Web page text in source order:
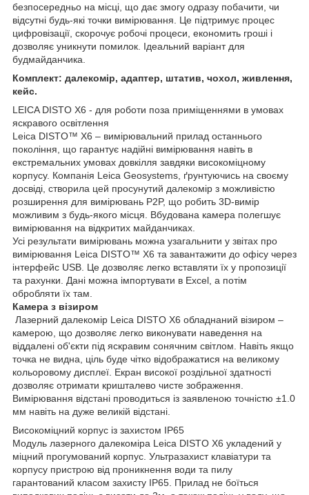
безпосередньо на місці, що дає змогу одразу побачити, чи
відсутні будь-які точки вимірювання. Це підтримує процес
цифровізації, скорочує робочі процеси, економить гроші і
дозволяє уникнути помилок. Ідеальний варіант для
будмайданчика.
Комплект: далекомір, адаптер, штатив, чохол, живлення,
кейс.
LEICA DISTO X6 - для роботи поза приміщеннями в умовах
яскравого освітлення
Leica DISTO™ X6 – вимірювальний прилад останнього
покоління, що гарантує надійні вимірювання навіть в
екстремальних умовах довкілля завдяки високоміцному
корпусу. Компанія Leica Geosystems, ґрунтуючись на своєму
досвіді, створила цей просунутий далекомір з можливістю
розширення для вимірювань P2P, що робить 3D-вимір
можливим з будь-якого місця. Вбудована камера полегшує
вимірювання на відкритих майданчиках.
Усі результати вимірювань можна узагальнити у звітах про
вимірювання Leica DISTO™ X6 та завантажити до офісу через
інтерфейс USB. Це дозволяє легко вставляти їх у пропозиції
та рахунки. Дані можна імпортувати в Excel, а потім
обробляти їх там.
Камера з візиром
Лазерний далекомір Leica DISTO X6 обладнаний візиром –
камерою, що дозволяє легко виконувати наведення на
віддалені об'єкти під яскравим сонячним світлом. Навіть якщо
точка не видна, ціль буде чітко відображатися на великому
кольоровому дисплеї. Екран високої роздільної здатності
дозволяє отримати кришталево чисте зображення.
Вимірювання відстані проводиться із заявленою точністю ±1.0
мм навіть на дуже великій відстані.
Високоміцний корпус із захистом IP65
Модуль лазерного далекоміра Leica DISTO X6 укладений у
міцний прогумований корпус. Ультразахист клавіатури та
корпусу пристрою від проникнення води та пилу
гарантований класом захисту IP65. Прилад не боїться